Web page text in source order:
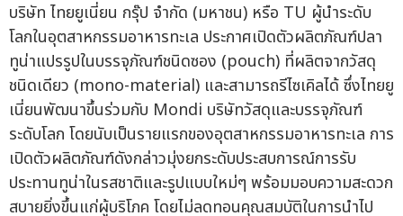
บริษัท ไทยยูเนี่ยน กรุ๊ป จำกัด (มหาชน) หรือ TU ผู้นำระดับ
โลกในอุตสาหกรรมอาหารทะเล ประกาศเปิดตัวผลิตภัณฑ์ปลา
ทูน่าแปรรูปในบรรจุภัณฑ์ชนิดซอง (pouch) ที่ผลิตจากวัสดุ
ชนิดเดียว (mono-material) และสามารถรีไซเคิลได้ ซึ่งไทยยู
เนี่ยนพัฒนาขึ้นร่วมกับ Mondi บริษัทวัสดุและบรรจุภัณฑ์
ระดับโลก โดยนับเป็นรายแรกของอุตสาหกรรมอาหารทะเล การ
เปิดตัวผลิตภัณฑ์ดังกล่าวมุ่งยกระดับประสบการณ์การรับ
ประทานทูน่าในรสชาติและรูปแบบใหม่ๆ พร้อมมอบความสะดวก
สบายยิ่งขึ้นแก่ผู้บริโภค โดยไม่ลดทอนคุณสมบัติในการนำไป